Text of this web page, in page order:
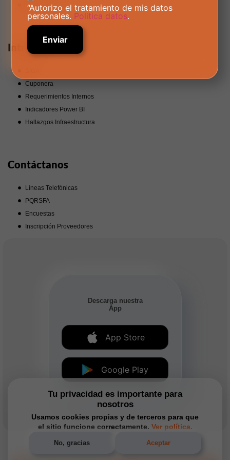
Tu privacidad es importante para
nosotros
Usamos cookies propias y de terceros para que
el sitio funcione correctamente. Ver política.
No, gracias Aceptar
Manual Gráfico
Intranet
Cuponera
Requerimientos Internos
Indicadores Power BI
Hallazgos Infraestructura
Contáctanos
Líneas Telefónicas
PQRSFA
Encuestas
Inscripción Proveedores
Descarga nuestra
App
App Store
Google Play
“Autorizo el tratamiento de mis datos
personales. Politica datos.